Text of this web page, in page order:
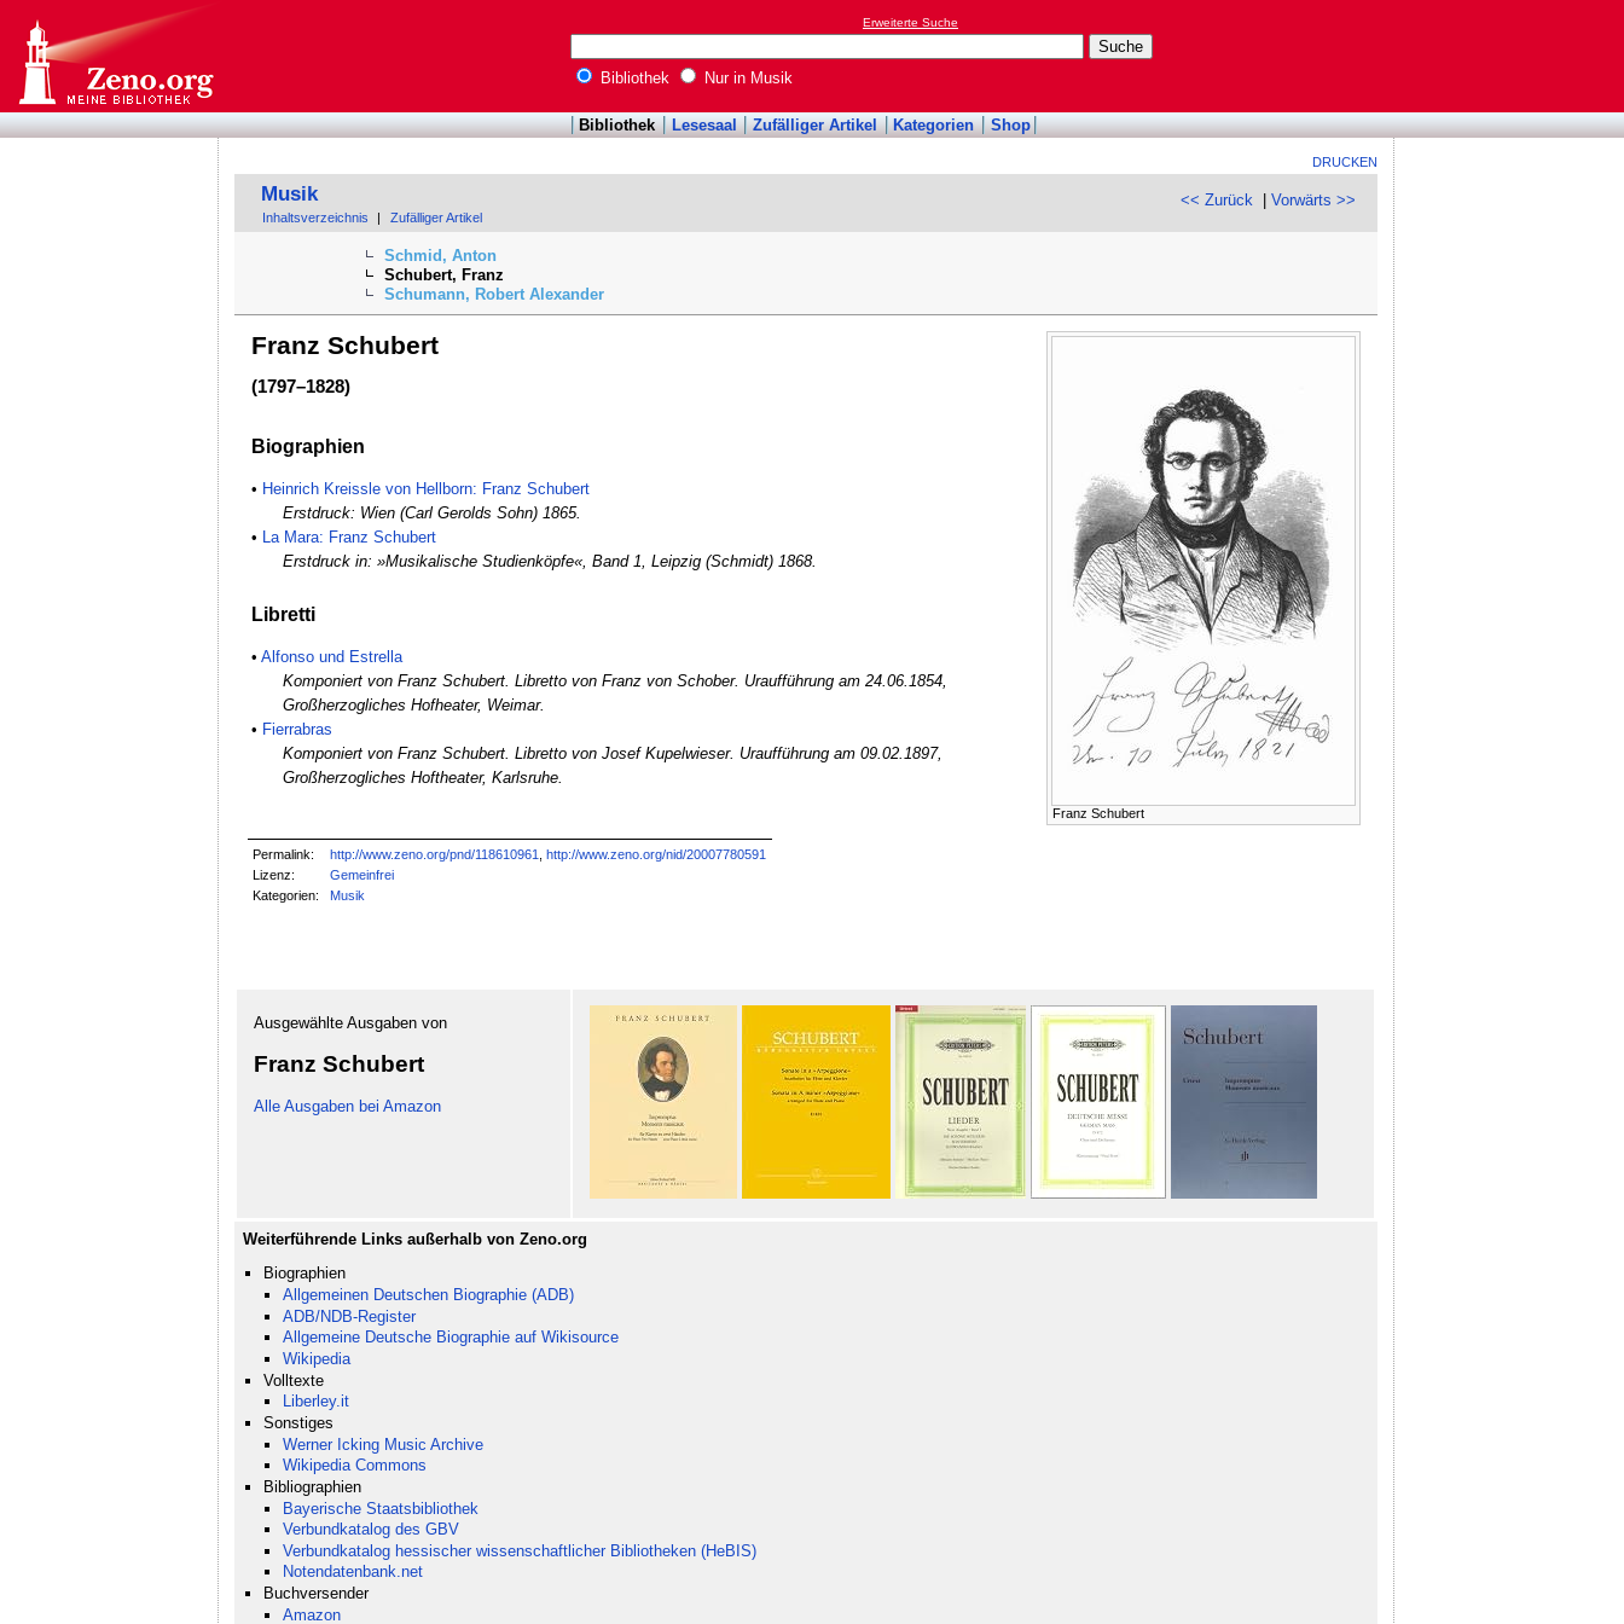
Erweiterte Suche
Bibliothek Nur in Musik
Bibliothek Lesesaal Zufälliger Artikel Kategorien Shop
DRUCKEN
<< Zurück |Vorwärts >>
Musik
Inhaltsverzeichnis Zufälliger Artikel
Schmid, Anton
Schubert, Franz
Schumann, Robert Alexander
Franz Schubert
Franz Schubert
(1797–1828)
Biographien
• Heinrich Kreissle von Hellborn: Franz Schubert
Erstdruck: Wien (Carl Gerolds Sohn) 1865.
• La Mara: Franz Schubert
Erstdruck in: »Musikalische Studienköpfe«, Band 1, Leipzig (Schmidt) 1868.
Libretti
• Alfonso und Estrella
Komponiert von Franz Schubert. Libretto von Franz von Schober. Uraufführung am 24.06.1854,
Großherzogliches Hofheater, Weimar.
• Fierrabras
Komponiert von Franz Schubert. Libretto von Josef Kupelwieser. Uraufführung am 09.02.1897,
Großherzogliches Hoftheater, Karlsruhe.
Permalink: http://www.zeno.org/pnd/118610961 ,http://www.zeno.org/nid/20007780591
Lizenz:
Gemeinfrei
Kategorien:
Musik
Ausgewählte Ausgaben von
Franz Schubert
Alle Ausgaben bei Amazon
Weiterführende Links außerhalb von Zeno.org
Biographien
Allgemeinen Deutschen Biographie (ADB)
ADB/NDB-Register
Allgemeine Deutsche Biographie auf Wikisource
Wikipedia
Volltexte
Liberley.it
Sonstiges
Werner Icking Music Archive
Wikipedia Commons
Bibliographien
Bayerische Staatsbibliothek
Verbundkatalog des GBV
Verbundkatalog hessischer wissenschaftlicher Bibliotheken (HeBIS)
Notendatenbank.net
Buchversender
Amazon